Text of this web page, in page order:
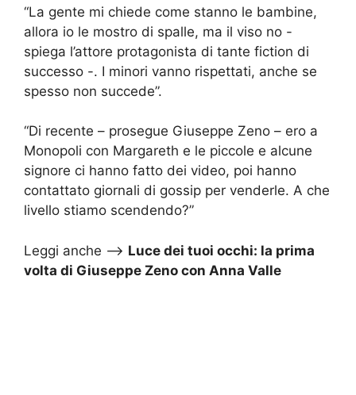
“La gente mi chiede come stanno le bambine,
allora io le mostro di spalle, ma il viso no -
spiega l’attore protagonista di tante fiction di
successo -. I minori vanno rispettati, anche se
spesso non succede”.
“Di recente – prosegue Giuseppe Zeno – ero a
Monopoli con Margareth e le piccole e alcune
signore ci hanno fatto dei video, poi hanno
contattato giornali di gossip per venderle. A che
livello stiamo scendendo?”
Leggi anche –> Luce dei tuoi occhi: la prima
volta di Giuseppe Zeno con Anna Valle